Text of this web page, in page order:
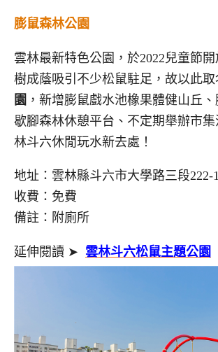
膨鼠森林公園
雲林最新特色公園，於2022兒童節
樹成蔭吸引不少松鼠駐足，故以此取
園 ，新增膨鼠戲水池橡果體健山丘、
歇腳森林休憩平台、不定期舉辦市
林斗六休閒玩水新去處！
地址：雲林縣斗六市大學路三段222-
收費：免費
備註：附廁所
延伸閱讀 ➤ 雲林斗六松鼠主題公園